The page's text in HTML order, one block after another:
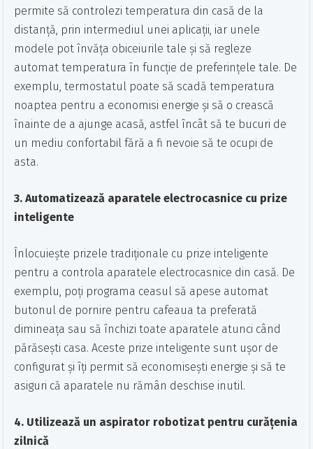
permite să controlezi temperatura din casă de la
distanță, prin intermediul unei aplicații, iar unele
modele pot învăța obiceiurile tale și să regleze
automat temperatura în funcție de preferințele tale. De
exemplu, termostatul poate să scadă temperatura
noaptea pentru a economisi energie și să o crească
înainte de a ajunge acasă, astfel încât să te bucuri de
un mediu confortabil fără a fi nevoie să te ocupi de
asta.
3. Automatizează aparatele electrocasnice cu prize
inteligente
Înlocuiește prizele tradiționale cu prize inteligente
pentru a controla aparatele electrocasnice din casă. De
exemplu, poți programa ceasul să apese automat
butonul de pornire pentru cafeaua ta preferată
dimineața sau să închizi toate aparatele atunci când
părăsești casa. Aceste prize inteligente sunt ușor de
configurat și îți permit să economisești energie și să te
asiguri că aparatele nu rămân deschise inutil.
4. Utilizează un aspirator robotizat pentru curățenia
zilnică